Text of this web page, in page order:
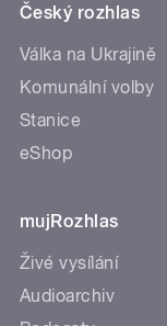
Český rozhlas
Válka na Ukrajině
Komunální volby
Stanice
eShop
mujRozhlas
Živé vysílání
Audioarchiv